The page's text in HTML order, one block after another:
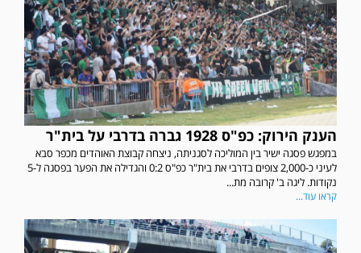
הענק הירוק: כפ"ס 1928 גברה בדרבי על בית"ר
במפגש פסגה ישיר בין המוליכה לסגניתה, ניצחה קבוצת האוהדים מכפר סבא
לעיני כ-2,000 צופים בדרבי את בית"ר כפ"ס 0:2 והגדילה את הפער בפסגה ל-5
נקודות. ליגה ב' קרובה מת...
קראו עוד...